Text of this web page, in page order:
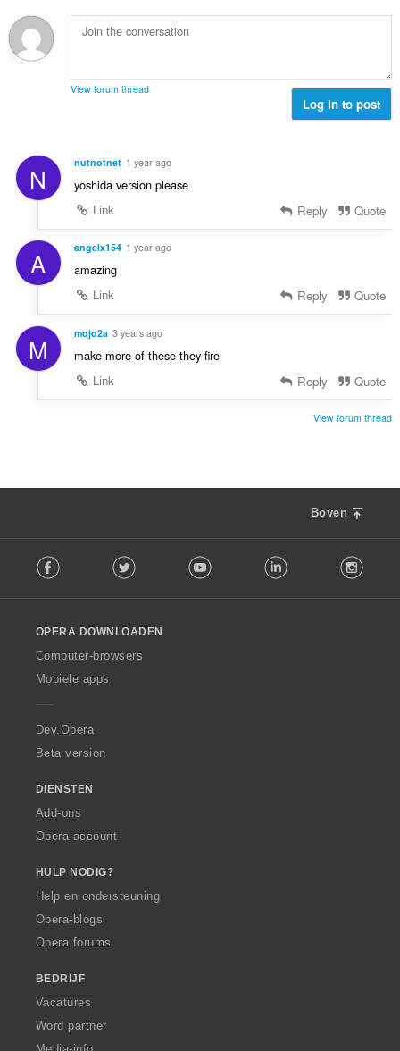
View forum thread
Log in to post
N nutnotnet 1 year ago
yoshida version please
Link
Reply Quote
A angelx154 1 year ago
amazing
Link
Reply Quote
M mojo2a 3 years ago
make more of these they fire
Link
Reply Quote
View forum thread
Boven
o
w
O
p
a
Facebook Twitter Youtube LinkedIn
OPERA DOWNLOADEN
Computer-browsers
Mobiele apps
Dev.Opera
Beta version
DIENSTEN
Add-ons
Opera account
HULP NODIG?
Help en ondersteuning
Opera-blogs
Opera forums
BEDRIJF
Vacatures
Word partner